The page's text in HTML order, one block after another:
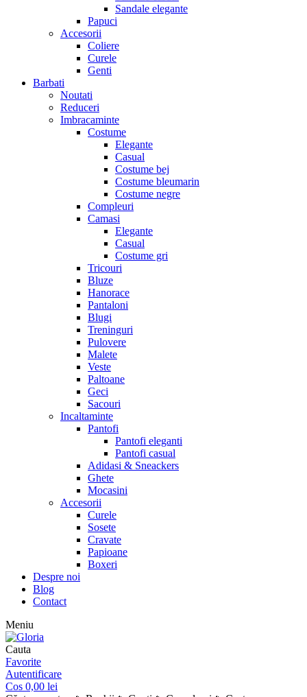
Sandale elegante
Papuci
Accesorii
Coliere
Curele
Genti
Barbati
Noutati
Reduceri
Imbracaminte
Costume
Elegante
Casual
Costume bej
Costume bleumarin
Costume negre
Compleuri
Camasi
Elegante
Casual
Costume gri
Tricouri
Bluze
Hanorace
Pantaloni
Blugi
Treninguri
Pulovere
Malete
Veste
Paltoane
Geci
Sacouri
Incaltaminte
Pantofi
Pantofi eleganti
Pantofi casual
Adidasi & Sneackers
Ghete
Mocasini
Accesorii
Curele
Sosete
Cravate
Papioane
Boxeri
Despre noi
Blog
Contact
Meniu
Cauta
Favorite
Autentificare
Cos 0,00 lei